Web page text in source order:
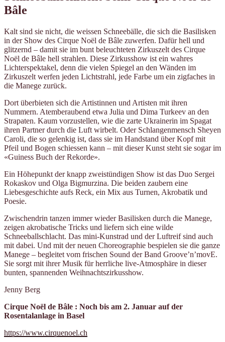
Bâle
Kalt sind sie nicht, die weissen Schneebälle, die sich die Basilisken
in der Show des Cirque Noël de Bâle zuwerfen. Dafür hell und
glitzernd – damit sie im bunt beleuchteten Zirkuszelt des Cirque
Noël de Bâle hell strahlen. Diese Zirkusshow ist ein wahres
Lichterspektakel, denn die vielen Spiegel an den Wänden im
Zirkuszelt werfen jeden Lichtstrahl, jede Farbe um ein zigfaches in
die Manege zurück.
Dort überbieten sich die Artistinnen und Artisten mit ihren
Nummern. Atemberaubend etwa Julia und Dima Turkeev an den
Strapaten. Kaum vorzustellen, wie die zarte Ukrainerin im Spagat
ihren Partner durch die Luft wirbelt. Oder Schlangenmensch Sheyen
Caroli, die so gelenkig ist, dass sie im Handstand über Kopf mit
Pfeil und Bogen schiessen kann – mit dieser Kunst steht sie sogar im
«Guiness Buch der Rekorde».
Ein Höhepunkt der knapp zweistündigen Show ist das Duo Sergei
Rokaskov und Olga Bigmurzina. Die beiden zaubern eine
Liebesgeschichte aufs Reck, ein Mix aus Turnen, Akrobatik und
Poesie.
Zwischendrin tanzen immer wieder Basilisken durch die Manege,
zeigen akrobatische Tricks und liefern sich eine wilde
Schneeballschlacht. Das mini-Kunstrad und der Luftreif sind auch
mit dabei. Und mit der neuen Choreographie bespielen sie die ganze
Manege – begleitet vom frischen Sound der Band Groove’n’movE.
Sie sorgt mit ihrer Musik für herrliche live-Atmosphäre in dieser
bunten, spannenden Weihnachtszirkusshow.
Jenny Berg
Cirque Noël de Bâle : Noch bis am 2. Januar auf der
Rosentalanlage in Basel
https://www.cirquenoel.ch